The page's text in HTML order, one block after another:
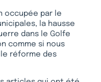
occupée par le
la hausse
dans le Golfe
comme si nous
réforme des